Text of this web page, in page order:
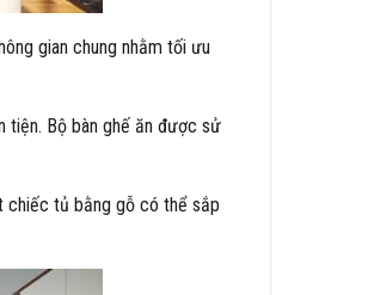
gian chung nhằm tối ưu
tiện. Bộ bàn ghế ăn được sử
chiếc tủ bằng gỗ có thể sắp